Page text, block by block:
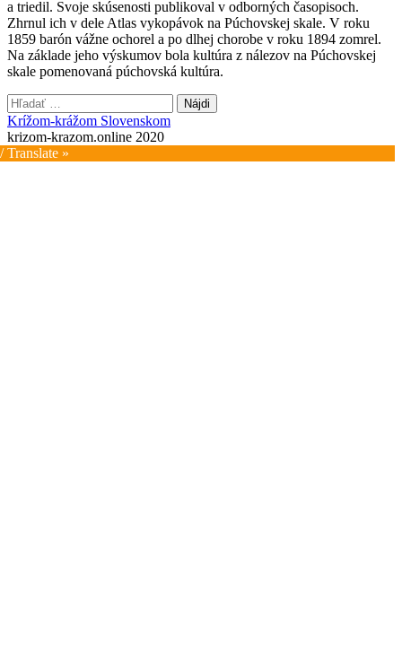
a triedil. Svoje skúsenosti publikoval v odborných časopisoch.
Zhrnul ich v dele Atlas vykopávok na Púchovskej skale. V roku
1859 barón vážne ochorel a po dlhej chorobe v roku 1894 zomrel.
Na základe jeho výskumov bola kultúra z nálezov na Púchovskej
skale pomenovaná púchovská kultúra.
Hľadať:
Krížom-krážom Slovenskom
krizom-krazom.online 2020
Translate »